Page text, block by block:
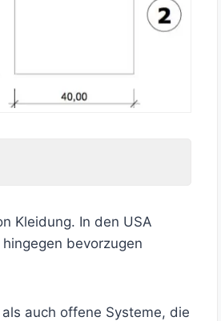
Kleidung. In den USA
bevorzugen
auch offene Systeme, die